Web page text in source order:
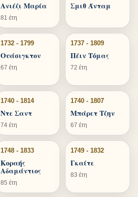
Ανιέζι Μαρία
81 έτη
Σμιθ Άνταμ
1732 - 1799
Ουάσιγκτον
67 έτη
1737 - 1809
Πέιν Τόμας
72 έτη
1740 - 1814
Ντε Σαντ
74 έτη
1740 - 1807
Μπάρετ Τζην
67 έτη
1748 - 1833
Κοραής
Αδαμάντιος
85 έτη
1749 - 1832
Γκαίτε
83 έτη